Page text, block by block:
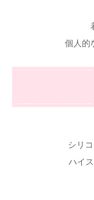
個人的
シリ
ハイ